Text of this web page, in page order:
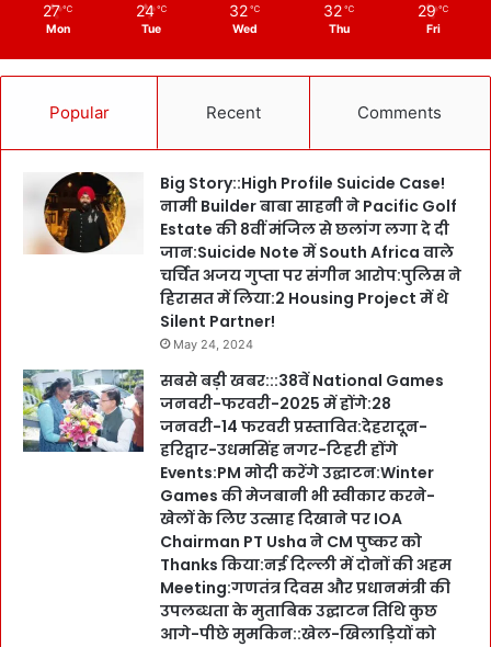
27 ℃
Mon
24 ℃
Tue
32 ℃
Wed
32 ℃
Thu
29 ℃
Fri
Popular Recent Comments
Big Story::High Profile Suicide Case!
नामी Builder बाबा साहनी ने Pacific Golf
Estate की 8वीं मंजिल से छलांग लगा दे दी
जान:Suicide Note में South Africa वाले
चर्चित अजय गुप्ता पर संगीन आरोप:पुलिस ने
हिरासत में लिया:2 Housing Project में थे
Silent Partner!
May 24, 2024
सबसे बड़ी खबर:::38वें National Games
जनवरी-फरवरी-2025 में होंगे:28
जनवरी-14 फरवरी प्रस्तावित:देहरादून-
हरिद्वार-उधमसिंह नगर-टिहरी होंगे
Events:PM मोदी करेंगे उद्घाटन:Winter
Games की मेजबानी भी स्वीकार करने-
खेलों के लिए उत्साह दिखाने पर IOA
Chairman PT Usha ने CM पुष्कर को
Thanks किया:नई दिल्ली में दोनों की अहम
Meeting:गणतंत्र दिवस और प्रधानमंत्री की
उपलब्धता के मुताबिक उद्घाटन तिथि कुछ
आगे-पीछे मुमकिन::खेल-खिलाड़ियों को